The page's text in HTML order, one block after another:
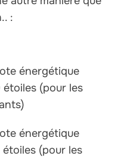
:
énergétique
étoiles (pour les
énergétique
étoiles (pour les